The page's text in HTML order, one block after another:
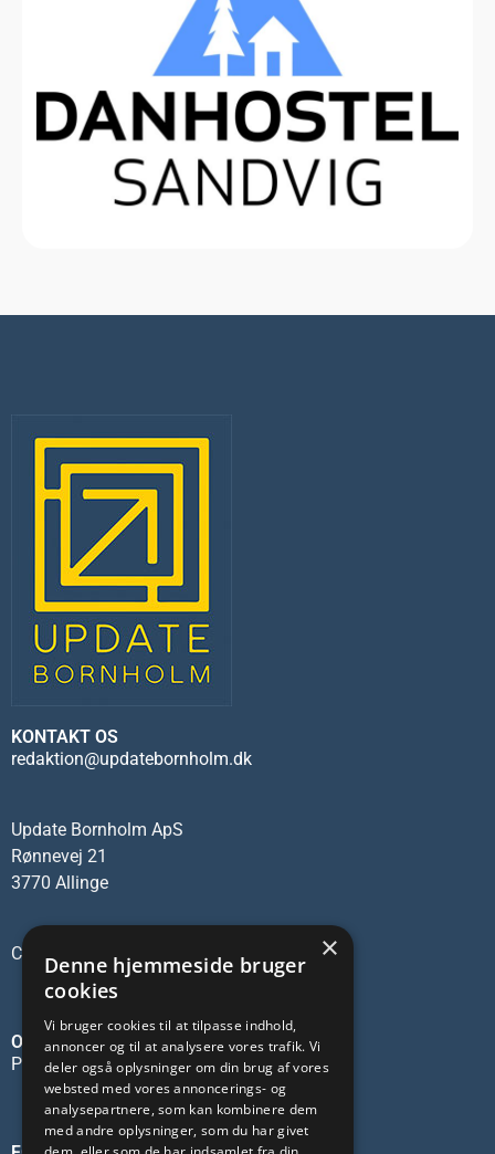
KONTAKT OS
redaktion@updatebornholm.dk
Update Bornholm ApS
Rønnevej 21
3770 Allinge
CVR-nr.: 45137473
OM OS
Privatlivspolitik
×
Denne hjemmeside bruger
cookies
Vi bruger cookies til at tilpasse indhold,
annoncer og til at analysere vores trafik. Vi
deler også oplysninger om din brug af vores
websted med vores annoncerings- og
analysepartnere, som kan kombinere dem
med andre oplysninger, som du har givet